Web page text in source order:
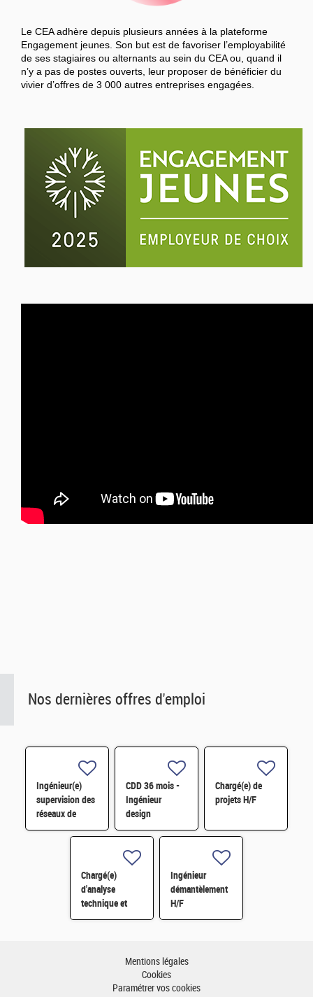
Le CEA adhère depuis plusieurs années à la plateforme
Engagement jeunes. Son but est de favoriser l’employabilité
de ses stagiaires ou alternants au sein du CEA ou, quand il
n’y a pas de postes ouverts, leur proposer de bénéficier du
vivier d’offres de 3 000 autres entreprises engagées.
Nos dernières offres d'emploi
Ingénieur(e)
supervision des
réseaux de
surveillance H/F
CDD 36 mois -
Ingénieur
design
photonique
quantique H/F
Chargé(e) de
projets H/F
Chargé(e)
d'analyse
technique et
financière des
électromécanique
Ingénieur
démantèlement
H/F
Mentions légales
Cookies
Paramétrer vos cookies